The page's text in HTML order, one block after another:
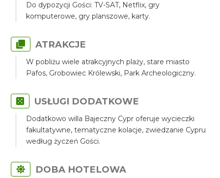
Do dypozycji Gości: TV-SAT, Netflix, gry
komputerowe, gry planszowe, karty.
ATRAKCJE
W pobliżu wiele atrakcyjnych plaży, stare miasto
Pafos, Grobowiec Królewski, Park Archeologiczny.
USŁUGI DODATKOWE
Dodatkowo willa Bajeczny Cypr oferuje wycieczki
fakultatywne, tematyczne kolacje, zwiedzanie Cypru
według życzeń Gości.
DOBA HOTELOWA